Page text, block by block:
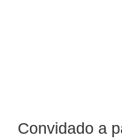
Convidado a